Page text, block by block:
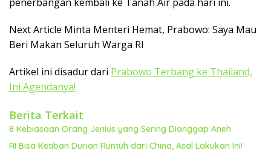
Next Article Minta Menteri Hemat, Prabowo: Saya Mau
Beri Makan Seluruh Warga RI
Artikel ini disadur dari Prabowo Terbang ke Thailand,
Ini Agendanya!
Berita Terkait
8 Kebiasaan Orang Jenius yang Sering Dianggap Aneh
RI Bisa Ketiban Durian Runtuh dari China, Asal Lakukan Ini!